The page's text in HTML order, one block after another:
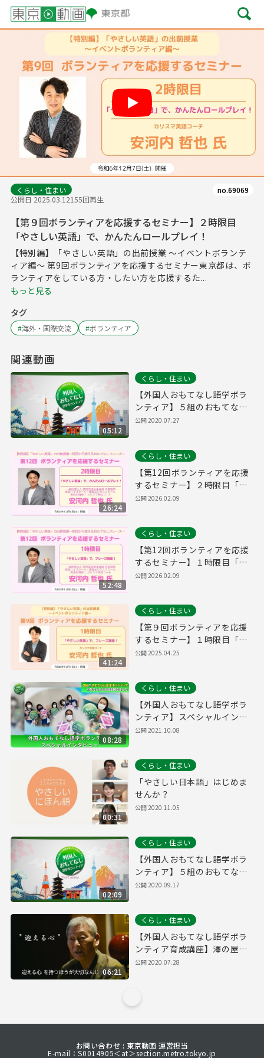
くらし・住まい
公開日 2025.03.12155回再生
no.69069
【第９回ボランティアを応援するセミナー】２時限目
「やさしい英語」で、かんたんロールプレイ！
【特別編】「やさしい英語」の出前授業 ～イベントボランテ
ィア編～ 第9回ボランティアを応援するセミナー東京都は、ボ
ランティアをしている方・したい方を応援するた...
もっと見る
タグ
#海外・国際交流 #ボランティア
関連動画
05:12
くらし・住まい
【外国人おもてなし語学ボラ
ンティア】５組のおもてなし
活動（まとめ編）
公開2020.07.27
26:24
くらし・住まい
【第12回ボランティアを応援
するセミナー】２時限目「や
さしい英語」で、かんたんロ
公開2026.02.09
52:48
くらし・住まい
【第12回ボランティアを応援
するセミナー】１時限目「や
さしい英語」で、フレーズ講
公開2026.02.09
41:24
くらし・住まい
【第９回ボランティアを応援
するセミナー】１時限目「や
さしい英語」で、フレーズ講
公開2025.04.25
08:28
くらし・住まい
【外国人おもてなし語学ボラ
ンティア】スペシャルインタ
ビュー
公開2021.10.08
00:31
くらし・住まい
「やさしい日本語」はじめま
せんか？
公開2020.11.05
02:09
くらし・住まい
【外国人おもてなし語学ボラ
ンティア】５組のおもてなし
活動まとめ編（short ver.）
公開2020.09.17
06:21
くらし・住まい
【外国人おもてなし語学ボラ
ンティア育成講座】澤の屋
の“おもてなし”
公開2020.07.28
お問い合わせ : 東京動画 運営担当
E-mail：S0014905＜at＞section.metro.tokyo.jp